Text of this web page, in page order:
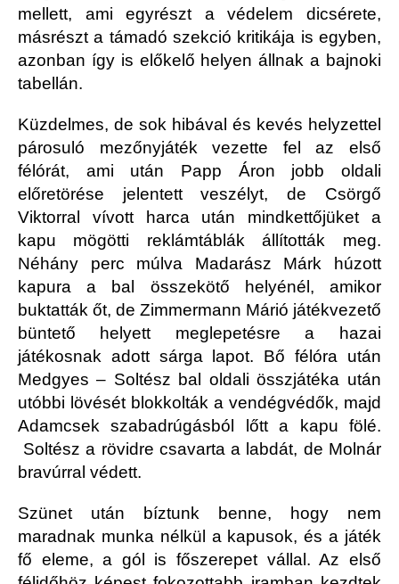
mellett, ami egyrészt a védelem dicsérete,
másrészt a támadó szekció kritikája is egyben,
azonban így is előkelő helyen állnak a bajnoki
tabellán.
Küzdelmes, de sok hibával és kevés helyzettel
párosuló mezőnyjáték vezette fel az első
félórát, ami után Papp Áron jobb oldali
előretörése jelentett veszélyt, de Csörgő
Viktorral vívott harca után mindkettőjüket a
kapu mögötti reklámtáblák állították meg.
Néhány perc múlva Madarász Márk húzott
kapura a bal összekötő helyénél, amikor
buktatták őt, de Zimmermann Márió játékvezető
büntető helyett meglepetésre a hazai
játékosnak adott sárga lapot. Bő félóra után
Medgyes – Soltész bal oldali összjátéka után
utóbbi lövését blokkolták a vendégvédők, majd
Adamcsek szabadrúgásból lőtt a kapu fölé.
Soltész a rövidre csavarta a labdát, de Molnár
bravúrral védett.
Szünet után bíztunk benne, hogy nem
maradnak munka nélkül a kapusok, és a játék
fő eleme, a gól is főszerepet vállal. Az első